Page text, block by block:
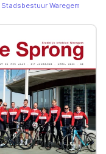
Stadsbestuur Waregem